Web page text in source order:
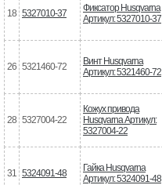
18 5327010-37
Фиксатор Husqvarna
Артикул: 5327010-37
26 5321460-72
Винт Husqvarna
Артикул: 5321460-72
28 5327004-22
Кожух привода
Husqvarna Артикул:
5327004-22
31 5324091-48
Гайка Husqvarna
Артикул: 5324091-48